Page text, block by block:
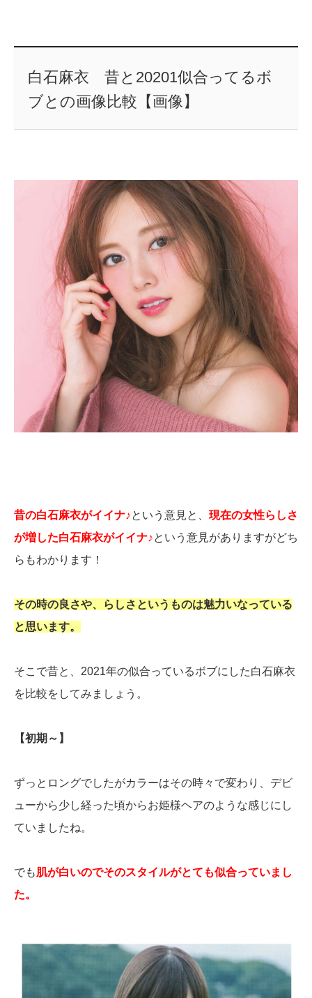
白石麻衣 昔と20201似合ってるボ
ブとの画像比較【画像】
昔の白石麻衣がイイナ♪という意見と、 現在の女性らしさ
が増した白石麻衣がイイナ♪という意見がありますがどち
らもわかります！
その時の良さや、らしさというものは魅力いなっている
と思います。
そこで昔と、2021年の似合っているボブにした白石麻衣
を比較をしてみましょう。
【初期～】
ずっとロングでしたがカラーはその時々で変わり、デビ
ューから少し経った頃からお姫様ヘアのような感じにし
ていましたね。
でも肌が白いのでそのスタイルがとても似合っていまし
た。